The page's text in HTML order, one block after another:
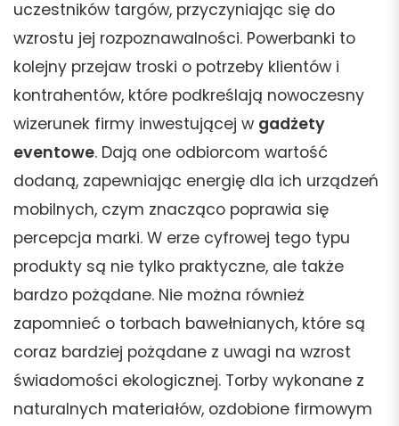
uczestników targów, przyczyniając się do
wzrostu jej rozpoznawalności. Powerbanki to
kolejny przejaw troski o potrzeby klientów i
kontrahentów, które podkreślają nowoczesny
wizerunek firmy inwestującej w gadżety
eventowe. Dają one odbiorcom wartość
dodaną, zapewniając energię dla ich urządzeń
mobilnych, czym znacząco poprawia się
percepcja marki. W erze cyfrowej tego typu
produkty są nie tylko praktyczne, ale także
bardzo pożądane. Nie można również
zapomnieć o torbach bawełnianych, które są
coraz bardziej pożądane z uwagi na wzrost
świadomości ekologicznej. Torby wykonane z
naturalnych materiałów, ozdobione firmowym